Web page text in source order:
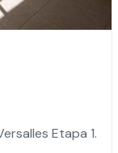
Etapa 1.